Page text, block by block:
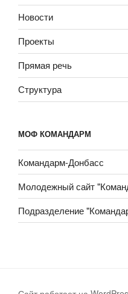
Новости
Проекты
Прямая речь
Структура
МОФ КОМАНДАРМ
Командарм-Донбасс
Молодежный сайт
Подразделение